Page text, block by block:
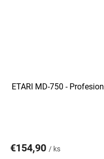
ETARI MD-750 -
€154,90 / ks